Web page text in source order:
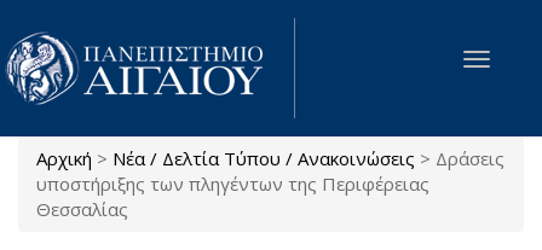
Παράκαμψη προς το κυρίως περιεχόμενο
Toggle
Είστε εδώ
Αρχική > Νέα / Δελτία Τύπου / Ανακοινώσεις > Δράσεις
υποστήριξης των πληγέντων της Περιφέρειας
Θεσσαλίας